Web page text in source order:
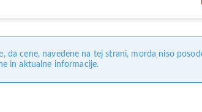
da cene, navedene na tej strani, morda niso
in aktualne informacije.